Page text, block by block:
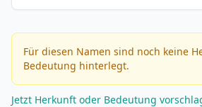
Für diesen Namen sind noch keine
Bedeutung hinterlegt.
Jetzt Herkunft oder Bedeutung